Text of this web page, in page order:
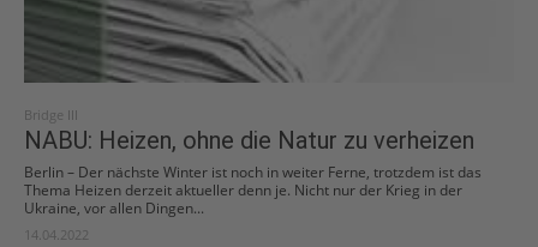
Bridge III
NABU: Heizen, ohne die Natur zu verheizen
Berlin – Der nächste Winter ist noch in weiter Ferne, trotzdem ist das
Thema Heizen derzeit aktueller denn je. Nicht nur der Krieg in der
Ukraine, vor allen Dingen...
14.04.2022